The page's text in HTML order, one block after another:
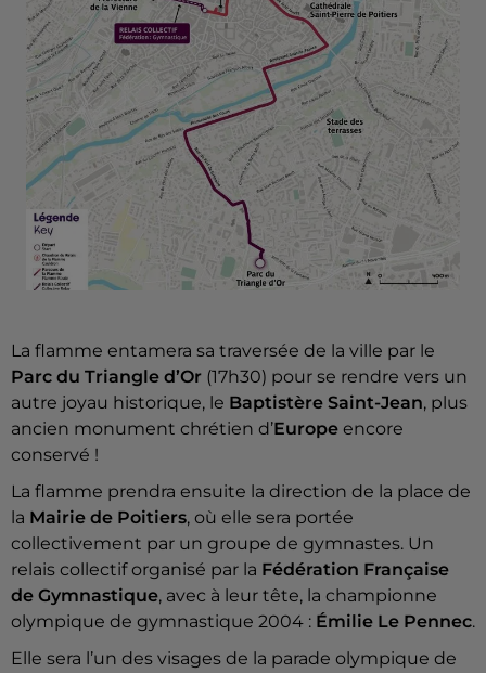
La flamme entamera sa traversée de la ville par le
Parc du Triangle d’Or (17h30) pour se rendre vers un
autre joyau historique, le Baptistère Saint-Jean, plus
ancien monument chrétien d’Europe encore
conservé !
La flamme prendra ensuite la direction de la place de
la Mairie de Poitiers, où elle sera portée
collectivement par un groupe de gymnastes. Un
relais collectif organisé par la Fédération Française
de Gymnastique, avec à leur tête, la championne
olympique de gymnastique 2004 : Émilie Le Pennec.
Elle sera l’un des visages de la parade olympique de